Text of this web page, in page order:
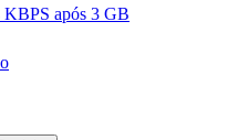
KBPS após 3 GB